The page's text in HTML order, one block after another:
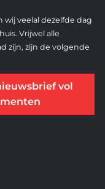
wij veelal dezelfde dag
Vrijwel alle
zijn, zijn de volgende
vol